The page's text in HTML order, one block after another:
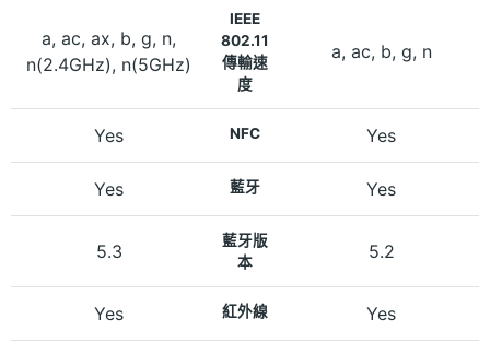
a, ac, ax, b, g, n,
n(2.4GHz), n(5GHz)
IEEE
802.11
傳輸速
度
a, ac, b, g, n
Yes NFC Yes
Yes 藍牙 Yes
5.3
藍牙版
本
5.2
Yes 紅外線 Yes